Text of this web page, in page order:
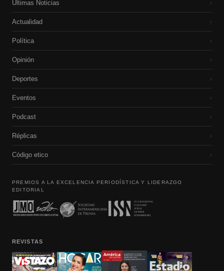
Últimas Noticias ›
Actualidad ›
Política ›
Opinión ›
Deportes ›
Eventos ›
Podcast ›
Réplicas ›
Código etico ›
PREMIOS A LA EXCELENCIA PERIODÍSTICA Y LIDERAZGO
EDITORIAL
REVISTAS